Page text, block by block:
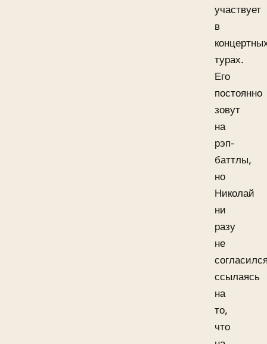
участвует
в
турах.
Его
постоянно
зовут
на
рэп-
баттлы,
но
Николай
ни
разу
не
ссылаясь
на
то,
что